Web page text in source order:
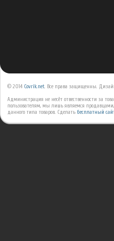
© 2014 Covrik.net. Все права защищенны.
Администрация не несёт отвественности за
пользователям, мы лишь являемся
данного типа товаров. Сделать бесплатный